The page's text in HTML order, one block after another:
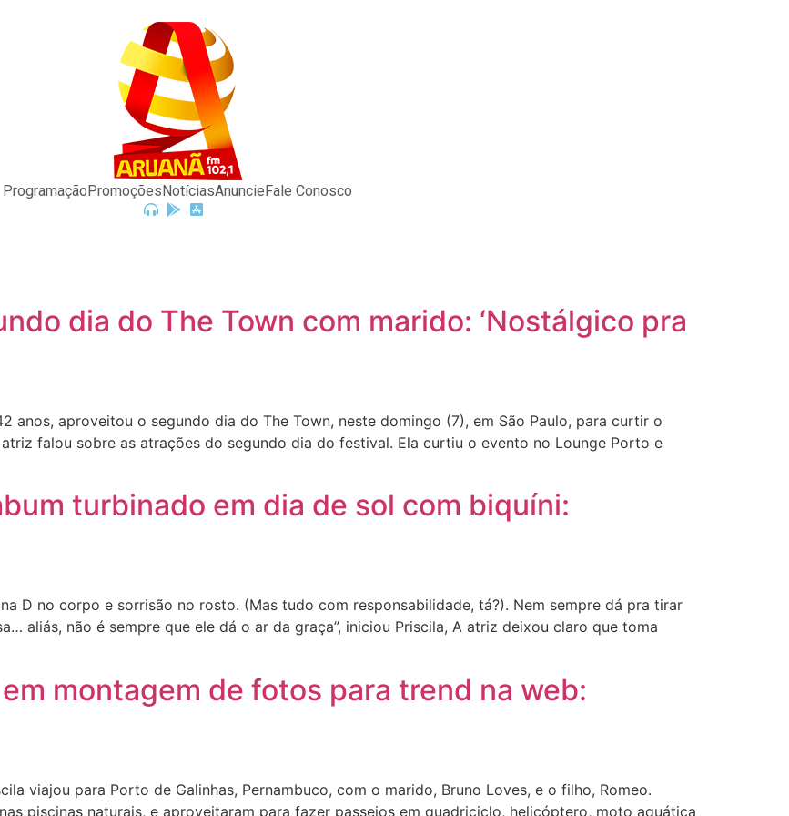
ProgramaçãoPromoçõesNotíciasAnuncieFale Conosco
dia do The Town com marido: ‘Nostálgico pra
anos, aproveitou o segundo dia do The Town, neste domingo (7), em São Paulo, para curtir o
falou sobre as atrações do segundo dia do festival. Ela curtiu o evento no Lounge Porto e
turbinado em dia de sol com biquíni:
D no corpo e sorrisão no rosto. (Mas tudo com responsabilidade, tá?). Nem sempre dá pra tirar
aliás, não é sempre que ele dá o ar da graça”, iniciou Priscila, A atriz deixou claro que toma
montagem de fotos para trend na web:
viajou para Porto de Galinhas, Pernambuco, com o marido, Bruno Loves, e o filho, Romeo.
piscinas naturais, e aproveitaram para fazer passeios em quadriciclo, helicóptero, moto aquática